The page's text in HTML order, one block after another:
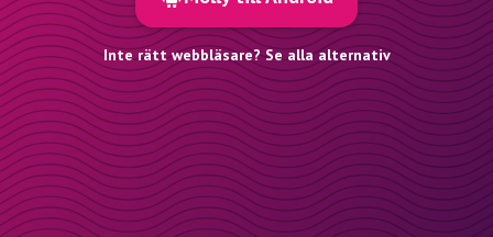
Inte rätt webbläsare? Se alla alternativ